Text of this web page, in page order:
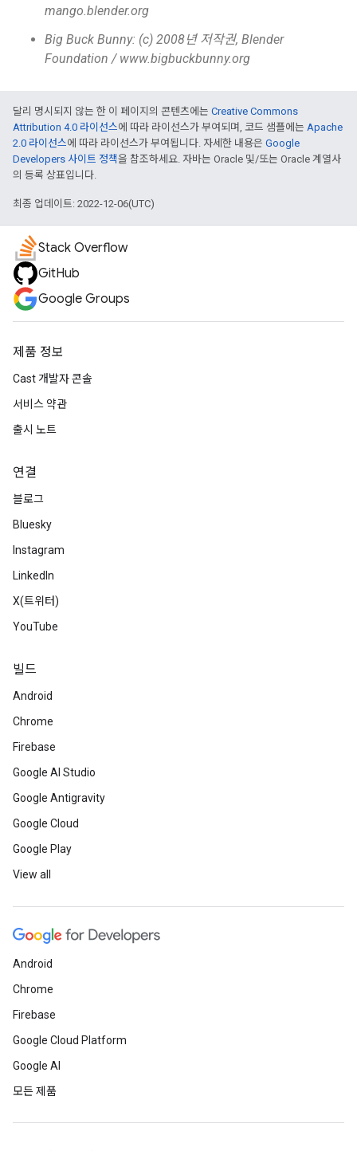
mango.blender.org
Big Buck Bunny: (c) 2008년 저작권, Blender
Foundation / www.bigbuckbunny.org
달리 명시되지 않는 한 이 페이지의 콘텐츠에는 Creative Commons
Attribution 4.0 라이선스에 따라 라이선스가 부여되며, 코드 샘플에는 Apache
2.0 라이선스에 따라 라이선스가 부여됩니다. 자세한 내용은 Google
Developers 사이트 정책을 참조하세요. 자바는 Oracle 및/또는 Oracle 계열사
의 등록 상표입니다.
최종 업데이트: 2022-12-06(UTC)
Stack Overflow
GitHub
Google Groups
제품 정보
Cast 개발자 콘솔
서비스 약관
출시 노트
연결
블로그
Bluesky
Instagram
LinkedIn
X(트위터)
YouTube
빌드
Android
Chrome
Firebase
Google AI Studio
Google Antigravity
Google Cloud
Google Play
View all
Android
Chrome
Firebase
Google Cloud Platform
Google AI
모든 제품